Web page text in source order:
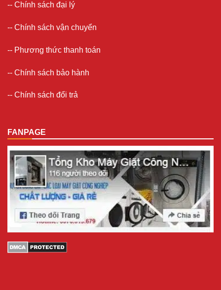
-- Chính sách đại lý
-- Chính sách vận chuyển
-- Phương thức thanh toán
-- Chính sách bảo hành
-- Chính sách đổi trả
FANPAGE